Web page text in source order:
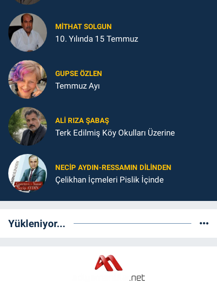
MITHAT SOLGUN
10. Yılında 15 Temmuz
GUPSE ÖZLEN
Temmuz Ayı
ALI RIZA ŞABAŞ
Terk Edilmiş Köy Okulları Üzerine
NECIP AYDIN-RESSAMIN DILINDEN
Çelikhan İçmeleri Pislik İçinde
Yükleniyor...